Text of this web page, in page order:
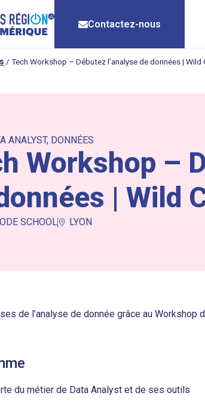
Contactez-nous
/ Tech Workshop – Débutez l’analyse de données | Wild
ANALYST, DONNÉES
Workshop –
| Wild
SCHOOL LYON
de l’analyse de donnée grâce au Workshop
du métier de Data Analyst et de ses outils